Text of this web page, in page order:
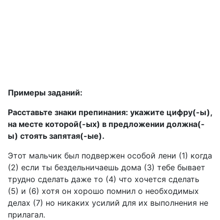
Примеры заданий:
Расставьте знаки препинания: укажите цифру(-ы),
на месте которой(-ых) в предложении должна(-
ы) стоять запятая(-ые).
Этот мальчик был подвержен особой лени (1) когда
(2) если ты бездельничаешь дома (3) тебе бывает
трудно сделать даже то (4) что хочется сделать
(5) и (6) хотя он хорошо помнил о необходимых
делах (7) но никаких усилий для их выполнения не
прилагал.